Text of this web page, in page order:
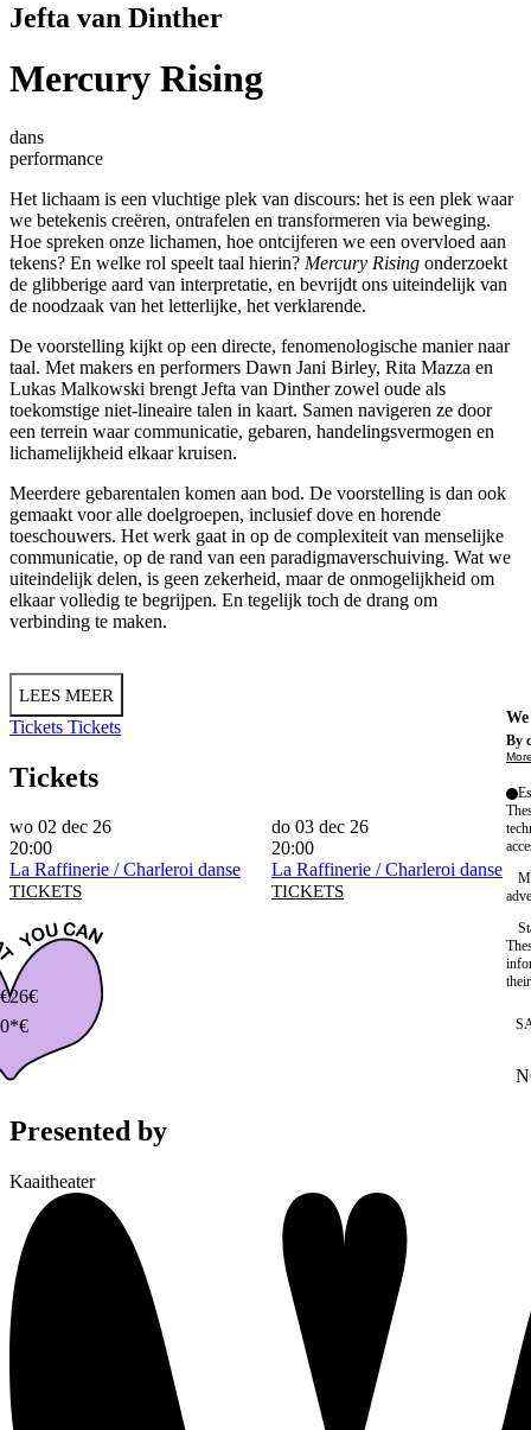
Jefta van Dinther
Mercury Rising
dans
performance
Het lichaam is een vluchtige plek van discours: het is een plek waar
we betekenis creëren, ontrafelen en transformeren via beweging.
Hoe spreken onze lichamen, hoe ontcijferen we een overvloed aan
tekens? En welke rol speelt taal hierin? Mercury Rising onderzoekt
de glibberige aard van interpretatie, en bevrijdt ons uiteindelijk van
de noodzaak van het letterlijke, het verklarende.
De voorstelling kijkt op een directe, fenomenologische manier naar
taal. Met makers en performers Dawn Jani Birley, Rita Mazza en
Lukas Malkowski brengt Jefta van Dinther zowel oude als
toekomstige niet-lineaire talen in kaart. Samen navigeren ze door
een terrein waar communicatie, gebaren, handelingsvermogen en
lichamelijkheid elkaar kruisen.
Meerdere gebarentalen komen aan bod. De voorstelling is dan ook
gemaakt voor alle doelgroepen, inclusief dove en horende
toeschouwers. Het werk gaat in op de complexiteit van menselijke
communicatie, op de rand van een paradigmaverschuiving. Wat we
uiteindelijk delen, is geen zekerheid, maar de onmogelijkheid om
elkaar volledig te begrijpen. En tegelijk toch de drang om
verbinding te maken.
LEES MEER
Tickets Tickets
Tickets
wo 02 dec 26
20:00
La Raffinerie / Charleroi danse
TICKETS
do 03 dec 26
20:00
La Raffinerie / Charleroi danse
TICKETS
26€
Presented by
Kaaitheater
By